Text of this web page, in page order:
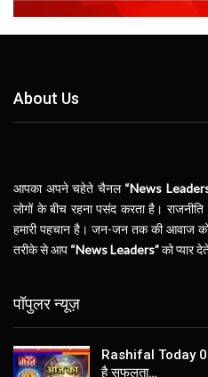
About Us
आपका अपने चहेते चैनल “News
लोगों के बीच रहना पसंद करता है।
हमारी पहचान है। जन-जन तक की आवाज
तरीके से आप “News Leaders”को प्यार
पॉपुलर न्यूज़
Rashifal Today
है सफलता…